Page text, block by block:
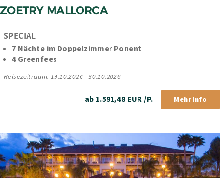
ZOETRY MALLORCA
SPECIAL
7 Nächte im Doppelzimmer Ponent
4 Greenfees
Reisezeitraum: 19.10.2026 - 30.10.2026
ab 1.591,48 EUR /P. Mehr Info